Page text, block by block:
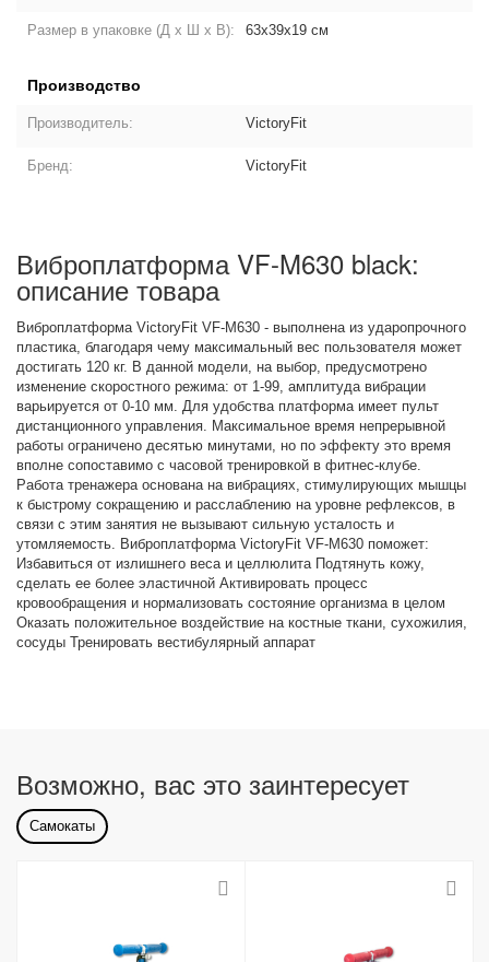
Размер в упаковке (Д х Ш х В): 63x39x19 см
Производство
Производитель: VictoryFit
Бренд: VictoryFit
Виброплатформа VF-M630 black:
описание товара
Виброплатформа VictoryFit VF-M630 - выполнена из ударопрочного
пластика, благодаря чему максимальный вес пользователя может
достигать 120 кг. В данной модели, на выбор, предусмотрено
изменение скоростного режима: от 1-99, амплитуда вибрации
варьируется от 0-10 мм. Для удобства платформа имеет пульт
дистанционного управления. Максимальное время непрерывной
работы ограничено десятью минутами, но по эффекту это время
вполне сопоставимо с часовой тренировкой в фитнес-клубе.
Работа тренажера основана на вибрациях, стимулирующих мышцы
к быстрому сокращению и расслаблению на уровне рефлексов, в
связи с этим занятия не вызывают сильную усталость и
утомляемость. Виброплатформа VictoryFit VF-M630 поможет:
Избавиться от излишнего веса и целлюлита Подтянуть кожу,
сделать ее более эластичной Активировать процесс
кровообращения и нормализовать состояние организма в целом
Оказать положительное воздействие на костные ткани, сухожилия,
сосуды Тренировать вестибулярный аппарат
Возможно, вас это заинтересует
Самокаты